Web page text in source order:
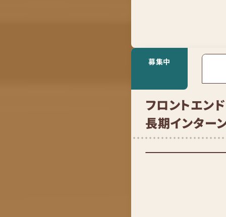
募集中
フロントエン
長期インター